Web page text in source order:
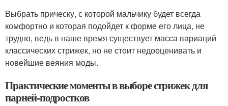
Выбрать прическу, с которой мальчику будет всегда
комфортно и которая подойдет к форме его лица, не
трудно, ведь в наше время существует масса вариаций
классических стрижек, но не стоит недооценивать и
новейшие веяния моды.
Практические моменты в выборе стрижек для
парней-подростков